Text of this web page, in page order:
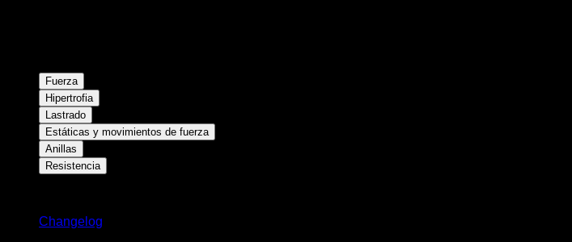
Fuerza
Hipertrofia
Lastrado
Estáticas y movimientos de fuerza
Anillas
Resistencia
Changelog